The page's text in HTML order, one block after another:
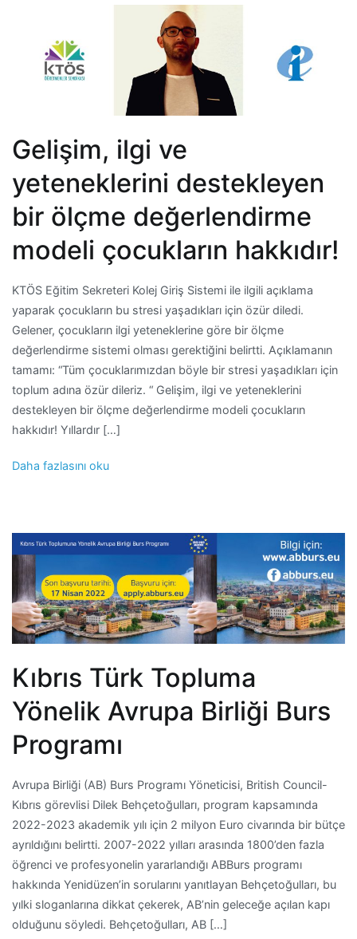
Gelişim, ilgi ve
yeteneklerini destekleyen
bir ölçme değerlendirme
modeli çocukların hakkıdır!
KTÖS Eğitim Sekreteri Kolej Giriş Sistemi ile ilgili açıklama
yaparak çocukların bu stresi yaşadıkları için özür diledi.
Gelener, çocukların ilgi yeteneklerine göre bir ölçme
değerlendirme sistemi olması gerektiğini belirtti. Açıklamanın
tamamı: “Tüm çocuklarımızdan böyle bir stresi yaşadıkları için
toplum adına özür dileriz. “ Gelişim, ilgi ve yeteneklerini
destekleyen bir ölçme değerlendirme modeli çocukların
hakkıdır! Yıllardır […]
Daha fazlasını oku
Kıbrıs Türk Topluma
Yönelik Avrupa Birliği Burs
Programı
Avrupa Birliği (AB) Burs Programı Yöneticisi, British Council-
Kıbrıs görevlisi Dilek Behçetoğulları, program kapsamında
2022-2023 akademik yılı için 2 milyon Euro civarında bir bütçe
ayrıldığını belirtti. 2007-2022 yılları arasında 1800’den fazla
öğrenci ve profesyonelin yararlandığı ABBurs programı
hakkında Yenidüzen’in sorularını yanıtlayan Behçetoğulları, bu
yılki sloganlarına dikkat çekerek, AB’nin geleceğe açılan kapı
olduğunu söyledi. Behçetoğulları, AB […]